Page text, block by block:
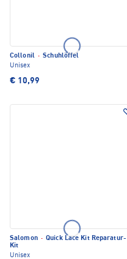
Collonil · Schuhlöffel
Unisex
€ 10,99
Salomon · Quick Lace Kit Reparatur-
Kit
Unisex